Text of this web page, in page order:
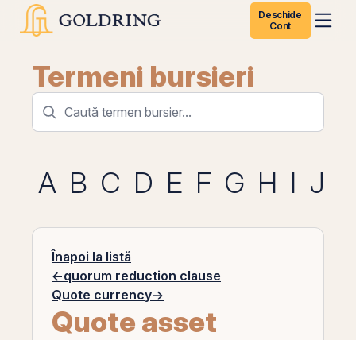
Deschide
Cont
Termeni bursieri
A B C D E F G H I J
Înapoi la listă
←quorum reduction clause
Quote currency→
Quote asset